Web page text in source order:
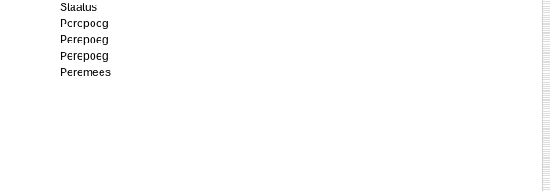
Staatus
Perepoeg
Perepoeg
Perepoeg
Peremees